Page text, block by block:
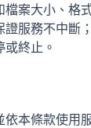
檔案大小、格
證服務不中斷
終止。
本條款使用